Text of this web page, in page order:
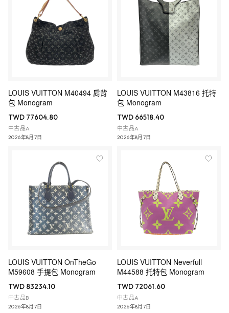
LOUIS VUITTON M40494 肩背
包 Monogram
TWD 77604.80
中古品A
2026年8月7日
LOUIS VUITTON M43816 托特
包 Monogram
TWD 66518.40
中古品A
2026年8月7日
LOUIS VUITTON OnTheGo
M59608 手提包 Monogram
TWD 83234.10
中古品B
2026年8月7日
LOUIS VUITTON Neverfull
M44588 托特包 Monogram
TWD 72061.60
中古品A
2026年8月7日